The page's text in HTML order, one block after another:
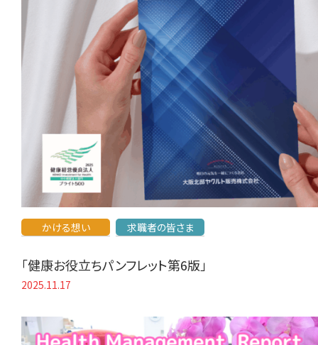
かける想い 求職者の皆さま
「健康お役立ちパンフレット第6版」
2025.11.17